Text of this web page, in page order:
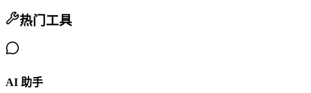
热门工具
AI 助手